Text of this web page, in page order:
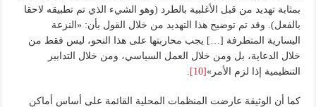
بمثابة تهديد من قبل الأغلبية بالطرد (وهو الشيء الذي تم تطبيقه لاحقا
بالفعل). وقد تم توضيح هذا التهديد من خلال القول بأن: «النزعة
اليسارية المتطرفة […] يجب محاربتها على هذا النحو، ليس فقط من
خلال الدعاية، بل ومن خلال العمل السياسي، ومن خلال التدابير
التنظيمية إذا لزم الأمر»[10]
كما أن الوثيقة عارضت المنظمات المحلية القائمة على أساس أماكن